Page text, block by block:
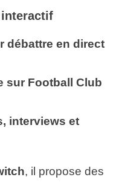
interactif
débattre en direct
sur Football Club
interviews et
, il propose des